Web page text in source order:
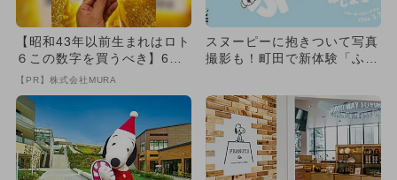
【昭和43年以前生まれはロト
６この数字を買うべき】6つ
の数字が「完全一致」する
【PR】株式会社MURA
スヌーピーに抱きついて写真
撮影も！町田で新体験「ふか